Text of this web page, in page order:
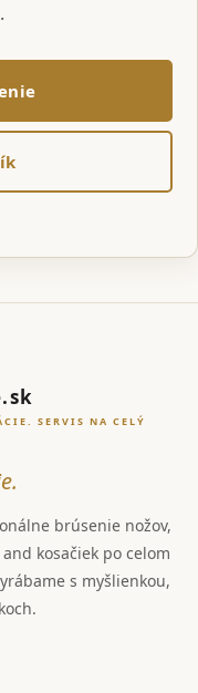
SERVIS NA CELÝ
brúsenie nožov,
kosačiek po celom
s myšlienkou,